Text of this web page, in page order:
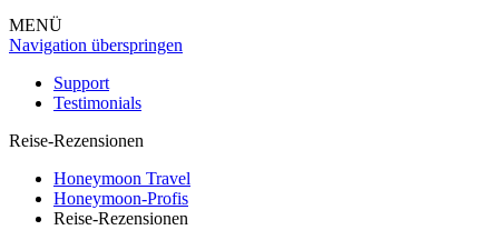
MENÜ
Navigation überspringen
Support
Testimonials
Reise-Rezensionen
Honeymoon Travel
Honeymoon-Profis
Reise-Rezensionen